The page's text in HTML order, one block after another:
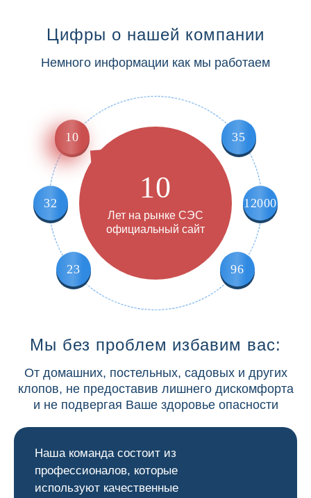
Цифры о нашей компании
Немного информации как мы работаем
10 35
12000
96
23
32 10
Лет на рынке СЭС
официальный сайт
Мы без проблем избавим вас:
От домашних, постельных, садовых и других
клопов, не предоставив лишнего дискомфорта
и не подвергая Ваше здоровье опасности
Наша команда состоит из
профессионалов, которые
используют качественные